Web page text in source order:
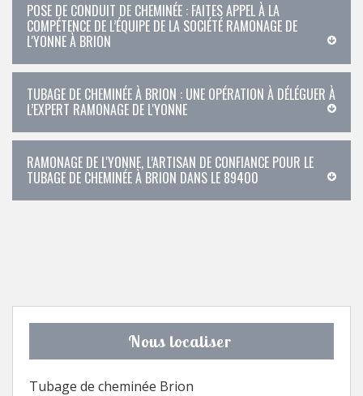
POSE DE CONDUIT DE CHEMINÉE : FAITES APPEL À LA
COMPÉTENCE DE L’ÉQUIPE DE LA SOCIÉTÉ RAMONAGE DE
L'YONNE À BRION
TUBAGE DE CHEMINÉE À BRION : UNE OPÉRATION À DÉLÉGUER À
L’EXPERT RAMONAGE DE L'YONNE
RAMONAGE DE L'YONNE, L’ARTISAN DE CONFIANCE POUR LE
TUBAGE DE CHEMINÉE À BRION DANS LE 89400
Nous localiser
Tubage de cheminée Brion